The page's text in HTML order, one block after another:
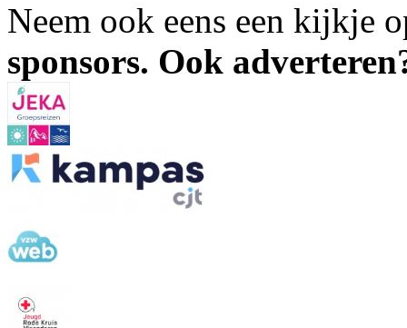
Neem ook eens een kijkje
sponsors. Ook